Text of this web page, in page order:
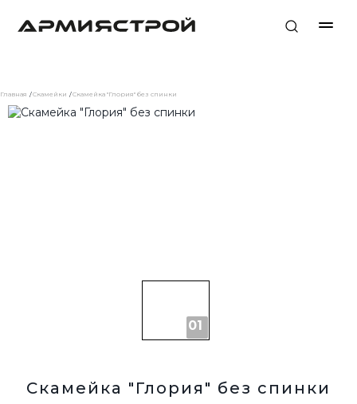
Главная Скамейки Скамейка "Глория" без спинки
Скамейка "Глория" без спинки